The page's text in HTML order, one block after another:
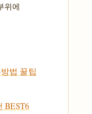
위에
법 꿀팁
BEST6